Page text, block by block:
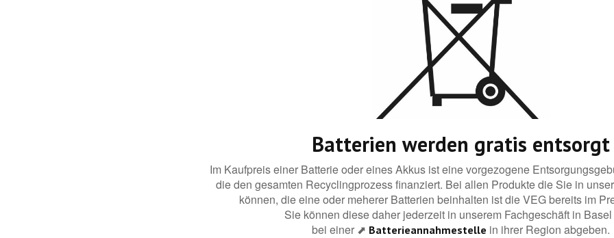
Batterien werden gratis entsorgt
Im Kaufpreis einer Batterie oder eines Akkus ist eine vorgezogene
die den gesamten Recyclingprozess finanziert. Bei allen Produkte die Sie in
können, die eine oder meherer Batterien beinhalten ist die VEG bereits im
Sie können diese daher jederzeit in unserem Fachgeschäft in
bei einer ⬈ Batterieannahmestelle in ihrer Region abgeben.